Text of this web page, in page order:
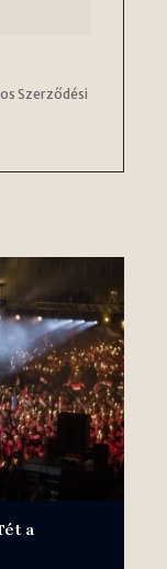
Szerződési
a